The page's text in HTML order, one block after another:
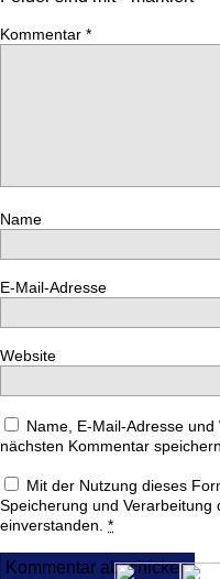
Kommentar *
Name
E-Mail-Adresse
Website
Name, E-Mail-Adresse
nächsten Kommentar speichern.
Mit der Nutzung dieses
Speicherung und
einverstanden. *